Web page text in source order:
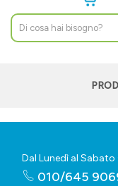
Dal Lunedì al
010/645